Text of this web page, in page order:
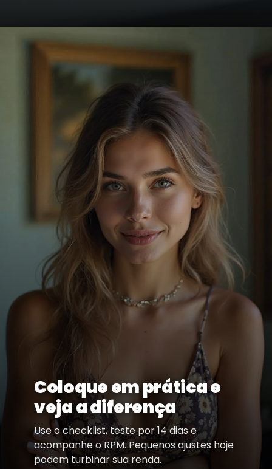
Coloque em prática e
veja a diferença
Use o checklist, teste por 14 dias e
acompanhe o RPM. Pequenos ajustes hoje
podem turbinar sua renda.